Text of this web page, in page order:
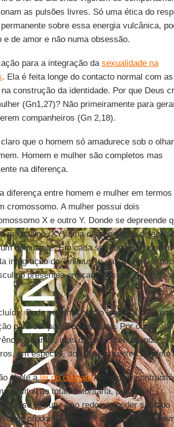
as pulsões livres. Só uma ética do
sobre essa energia vulcânica,
de amor e não numa obsessão.
para a integração da sexualidade na
. Ela é feita longe do contacto normal com as
construção da identidade. Por que Deus
(Gn1,27)? Não primeiramente para
companheiros (Gn 2,18).
que o homem só amadurece sob o
Homem e mulher são completos mas
na diferença.
diferença entre homem e mulher em termos
cromossomo. A mulher possui dois
X e outro Y. Donde se depreende
masculino (XY) uma diferenciação dele.
dominante. Em cada ser humano, homem
integração do "animus" e da "anima",
presentes em cada pessoa, se gesta a
Pode ser uma opção legítima. Mas na
para ser padre ou religioso. Por outro
de amor, mas de uma
em especial, aos mais carentes de afeto.
abole alei do celibato? Porque é
instituição total, autoritária, patriarcal,
que se estrutura ao redor do poder sagrado
predomina o poder aí não há amor